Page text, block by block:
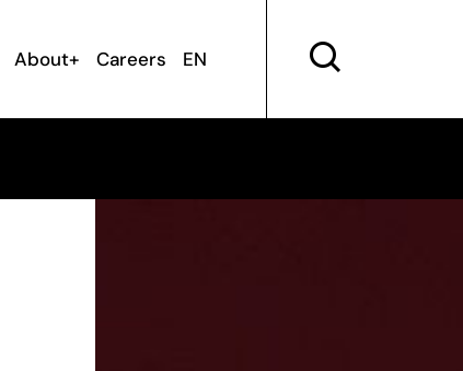
About+ Careers EN